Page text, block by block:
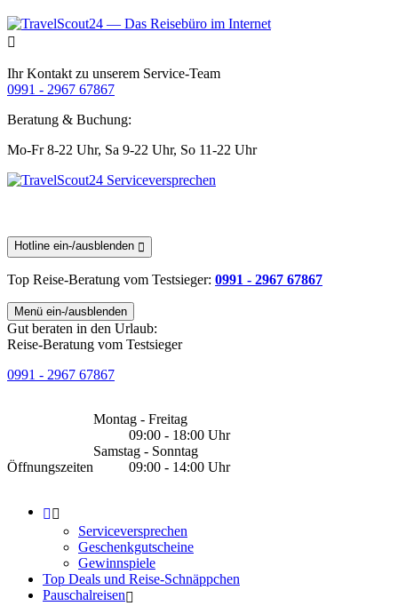
Ihr Kontakt zu unserem Service-Team
0991 - 2967 67867
Beratung & Buchung:
Mo-Fr 8-22 Uhr, Sa 9-22 Uhr, So 11-22 Uhr
Hotline ein-/ausblenden
Top Reise-Beratung vom Testsieger: 0991 - 2967 67867
Menü ein-/ausblenden
Gut beraten in den Urlaub:
Reise-Beratung vom Testsieger
0991 - 2967 67867
Öffnungszeiten
Montag - Freitag
09:00 - 18:00 Uhr
Samstag - Sonntag
09:00 - 14:00 Uhr
Serviceversprechen
Geschenkgutscheine
Gewinnspiele
Top Deals und Reise-Schnäppchen
Pauschalreisen